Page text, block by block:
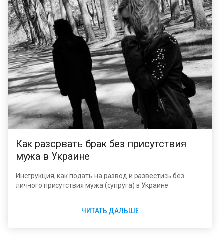
Как разорвать брак без присутствия
мужа в Украине
Инструкция, как подать на развод и развестись без
личного присутствия мужа (супруга) в Украине
ЧИТАТЬ ДАЛЬШЕ